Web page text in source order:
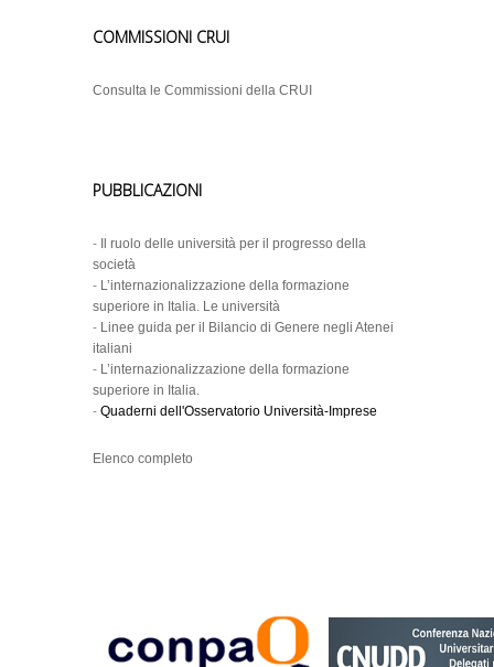
COMMISSIONI CRUI
Consulta le Commissioni della CRUI
PUBBLICAZIONI
-
Il ruolo delle università per il progresso della
società
- L’internazionalizzazione della formazione
superiore in Italia. Le università
- Linee guida per il Bilancio di Genere negli Atenei
italiani
- L’internazionalizzazione della formazione
superiore in Italia.
- Quaderni dell'Osservatorio Università-Imprese
Elenco completo